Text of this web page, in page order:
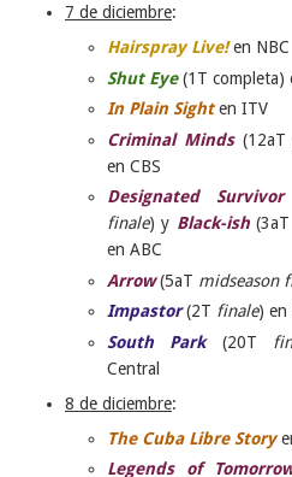
7 de diciembre:
Hairspray Live!en NBC
Shut Eye(1T completa)
In Plain Sighten ITV
Criminal Minds(12aT
en CBS
Designated Survivor
finale) y Black-ish(3aT
en ABC
Arrow(5aT midseason
Impastor(2T finale) en
South Park(20T
Central
8 de diciembre:
The Cuba Libre Story
Legends of